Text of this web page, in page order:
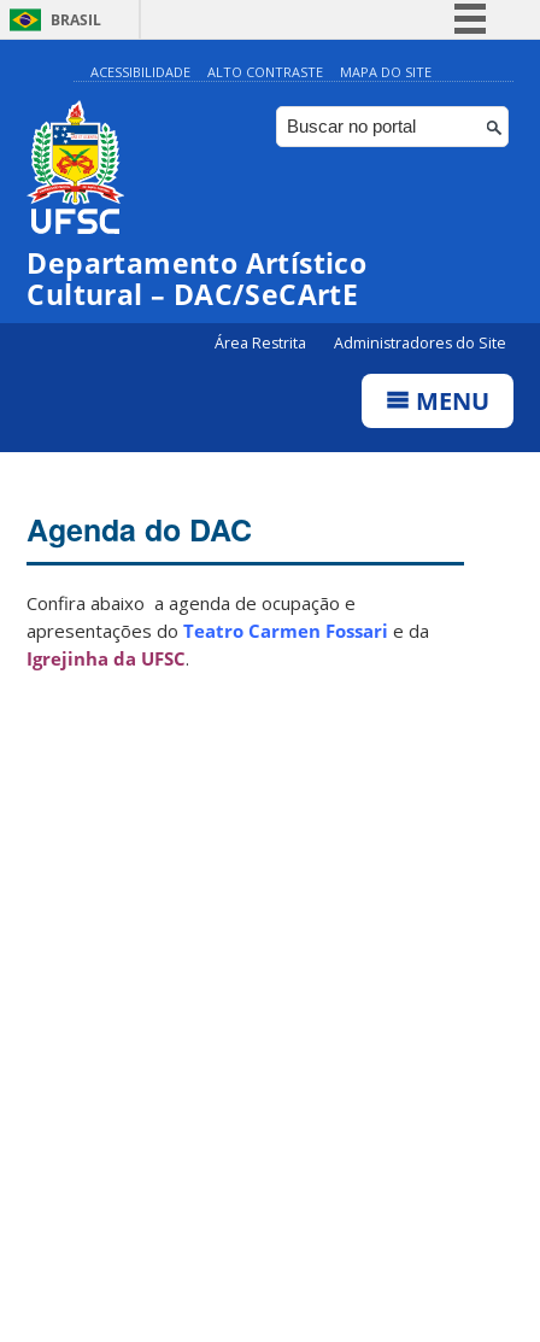
BRASIL
Simplifique!
Comunica BR
Participe
Canais
ACESSIBILIDADE ALTO CONTRASTE MAPA DO SITE
Departamento Artístico
Cultural – DAC/SeCArtE
Área Restrita Administradores do Site
MENU
Agenda do DAC
Confira abaixo a agenda de ocupação e
apresentações doTeatro Carmen Fossari e da
Igrejinha da UFSC.